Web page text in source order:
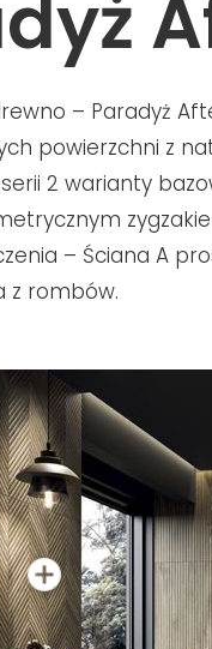
– Paradyż
powierzchni z
2 warianty
– Ściana A
z rombów.